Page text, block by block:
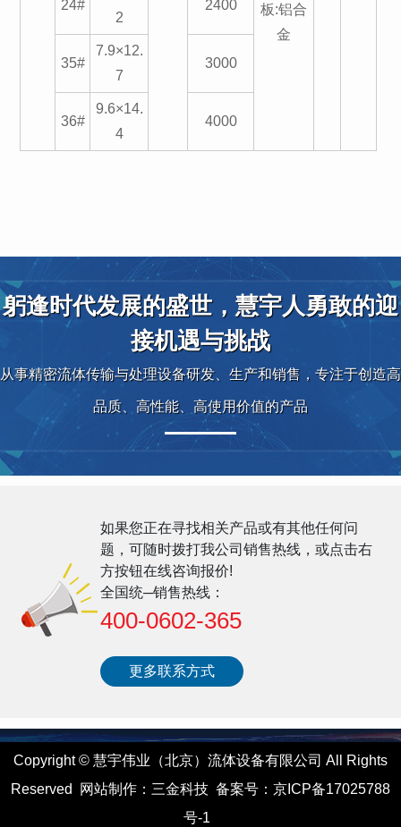
板:铝合
金
24#
2
2400
35#
7.9×12.
7
3000
36#
9.6×14.
4
4000
躬逢时代发展的盛世，慧宇人勇敢的迎
接机遇与挑战
从事精密流体传输与处理设备研发、生产和销售，专注于创造高
品质、高性能、高使用价值的产品
如果您正在寻找相关产品或有其他任何问
题，可随时拨打我公司销售热线，或点击右
方按钮在线咨询报价!
全国统─销售热线：
400-0602-365
更多联系方式
Copyright© 慧宇伟业（北京）流体设备有限公司 All Rights
Reserved
网站制作 ： 三金科技 备案号： 京ICP备17025788
号-1